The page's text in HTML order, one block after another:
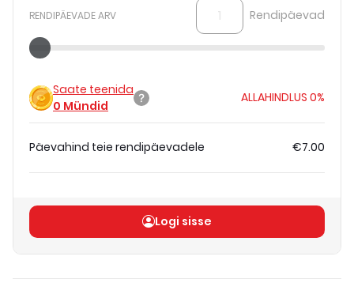
RENDIPÄEVADE ARV Rendipäevad
Saate teenida
0 Mündid
ALLAHINDLUS 0%
Päevahind teie rendipäevadele €7.00
Logi sisse